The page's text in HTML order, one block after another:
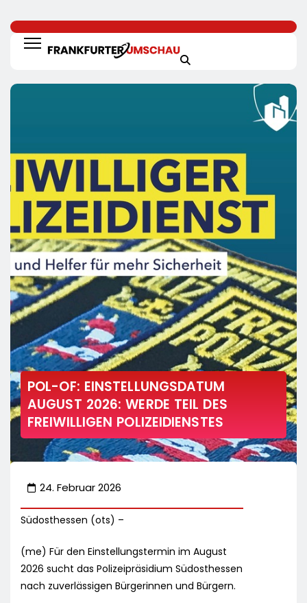
POL-OF: EINSTELLUNGSDATUM
AUGUST 2026: WERDE TEIL DES
FREIWILLIGEN POLIZEIDIENSTES
24. Februar 2026
Südosthessen (ots) –
(me) Für den Einstellungstermin im August
2026 sucht das Polizeipräsidium Südosthessen
nach zuverlässigen Bürgerinnen und Bürgern.